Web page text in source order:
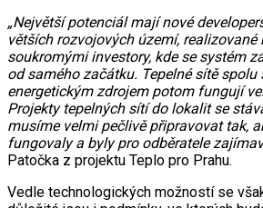
„Největší potenciál mají nové
větších rozvojových území,
soukromými investory, kde se systém
od samého začátku. Tepelné sítě spolu
energetickým zdrojem potom fungují
Projekty tepelných sítí do lokalit se
musíme velmi pečlivě připravovat tak,
fungovaly a byly pro odběratele
Patočka z projektu Teplo pro Prahu.
Vedle technologických možností se